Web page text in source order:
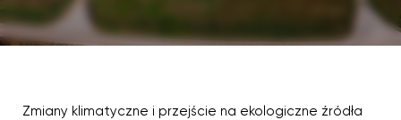
Zmiany klimatyczne i przejście na ekologiczne źródła